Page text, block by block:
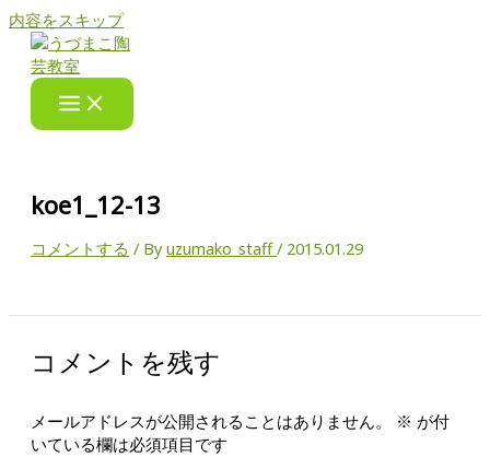
内容をスキップ
koe1_12-13
コメントする / Byuzumako_staff/ 2015.01.29
コメントを残す
メールアドレスが公開されることはありません。 ※ が付
いている欄は必須項目です